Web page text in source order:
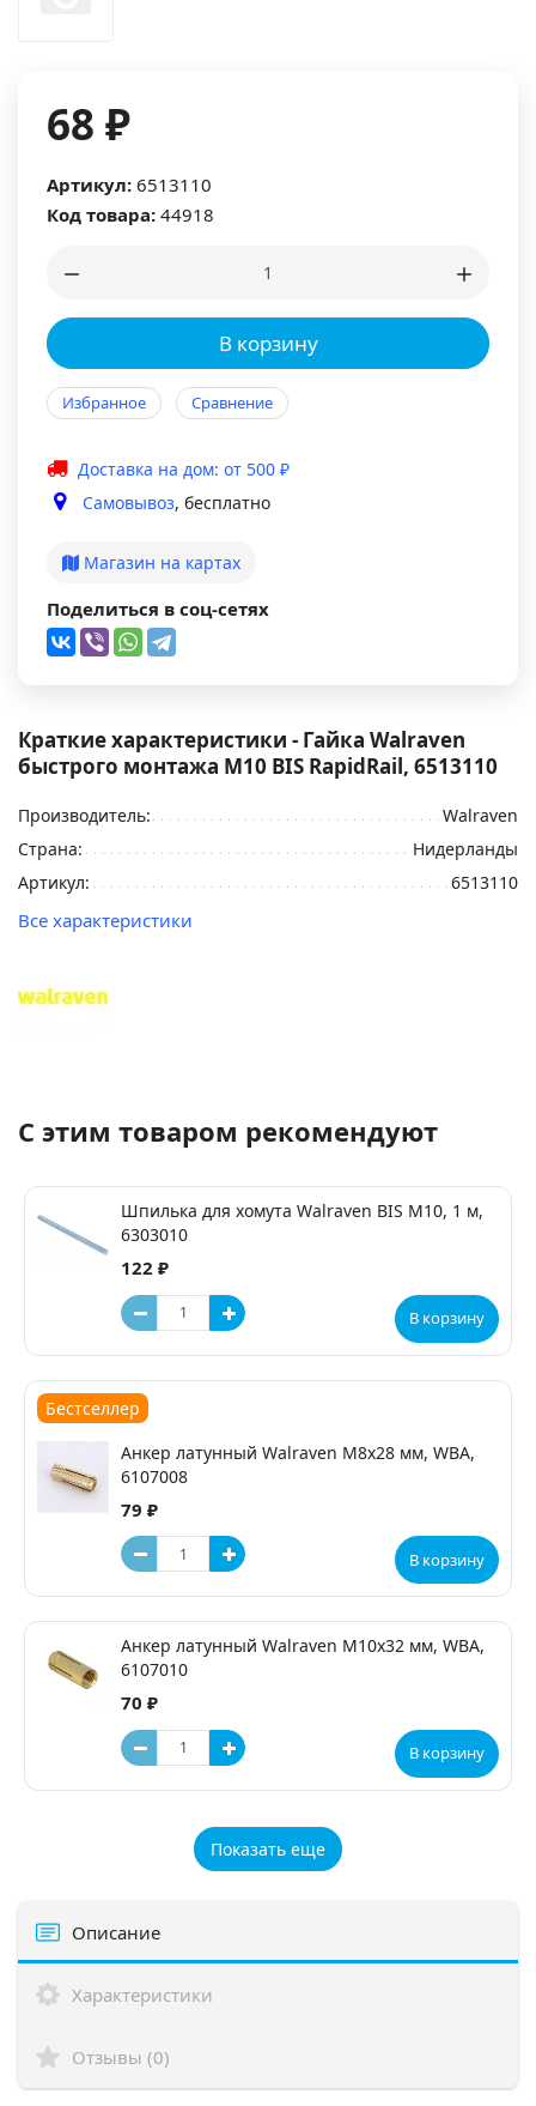
68 ₽
Артикул: 6513110
Код товара: 44918
В корзину
Избранное Сравнение
Доставка на дом: от 500 ₽
Самовывоз, бесплатно
Магазин на картах
Поделиться в соц-сетях
Краткие характеристики - Гайка Walraven
быстрого монтажа M10 BIS RapidRail, 6513110
Производитель:
Walraven
Страна:
Нидерланды
Артикул:
6513110
Все характеристики
С этим товаром рекомендуют
Шпилька для хомута Walraven BIS М10, 1 м,
6303010
122 ₽
В корзину
Бестселлер
Анкер латунный Walraven М8х28 мм, WBA,
6107008
79 ₽
В корзину
Анкер латунный Walraven М10х32 мм, WBA,
6107010
70 ₽
В корзину
Показать еще
Описание
Характеристики
Отзывы (0)